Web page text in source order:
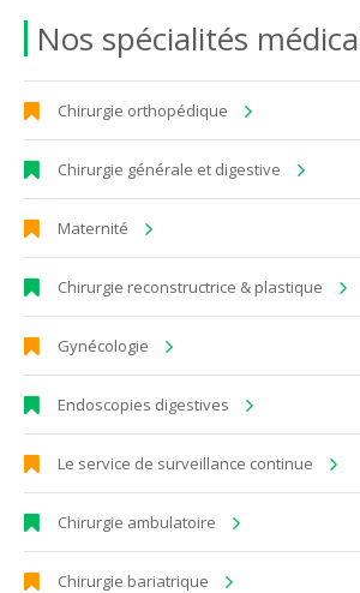
Nos spécialités
Chirurgie orthopédique
Chirurgie générale et digestive
Maternité
Chirurgie reconstructrice & plastique
Gynécologie
Endoscopies digestives
Le service de surveillance continue
Chirurgie ambulatoire
Chirurgie bariatrique